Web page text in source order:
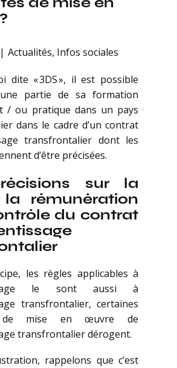
Actualités, Infos sociales
dite « 3DS », il est possible
une partie de sa formation
/ ou pratique dans un pays
dans le cadre d’un contrat
transfrontalier dont les
d’être précisées.
sur la
la rémunération
du contrat
les règles applicables à
le sont aussi à
transfrontalier, certaines
de mise en œuvre de
transfrontalier dérogent.
rappelons que c’est